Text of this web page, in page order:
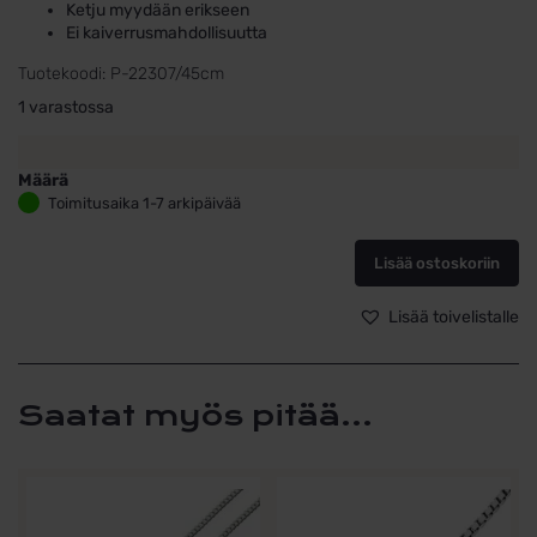
Ketju myydään erikseen
Ei kaiverrusmahdollisuutta
Tuotekoodi: P-22307/45cm
1 varastossa
Määrä
Hopeinen
mm,
45
cm
Toimitusaika 1-7 arkipäivää
Lisää ostoskoriin
Lisää toivelistalle
Saatat myös pitää...